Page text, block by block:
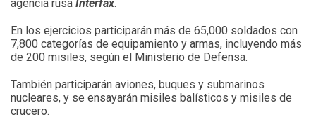
agencia rusa Interfax.
En los ejercicios participarán más de 65,000 soldados con
7,800 categorías de equipamiento y armas, incluyendo más
de 200 misiles, según el Ministerio de Defensa.
También participarán aviones, buques y submarinos
nucleares, y se ensayarán misiles balísticos y misiles de
crucero.